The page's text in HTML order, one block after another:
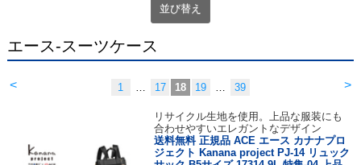
並び替え
エース-スーツケース
< >
1 … 17 18 19 … 39
リサイクル生地を使用。上品な服装にも
合わせやすいエレガントなデザイン
送料無料 正規品 ACE エース カナナプロ
ジェクト Kanana project PJ-14 リュック